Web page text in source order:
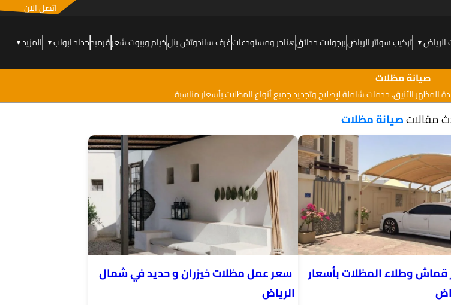
اتصل الان
الرياض▼ تركيب سواتر الرياضبرجولات حدائقهناجر ومستودعاتغرف ساندوتش بنلخيام وبيوت شعرقرميدحداد ابواب▼ المزيد▼
صيانة مظلات
المظهر الأنيق، خدمات شاملة لإصلاح وتجديد جميع أنواع المظلات بأسعار مناسبة.
مقالاتصيانة مظلات
قماش وطلاء المظلات بأسعار
سعر عمل مظلات خيزران و حديد في شمال
الرياض